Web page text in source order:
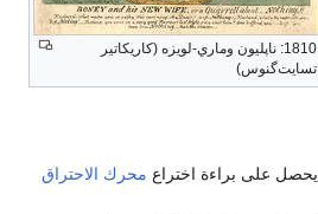
1810: ناپليون وماري-لويزه (كاريكاتير
تسايت‌گنوس)
يحصل على براءة اختراع محرك الاحتراق